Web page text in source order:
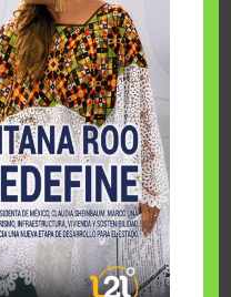
México unieron
de una …